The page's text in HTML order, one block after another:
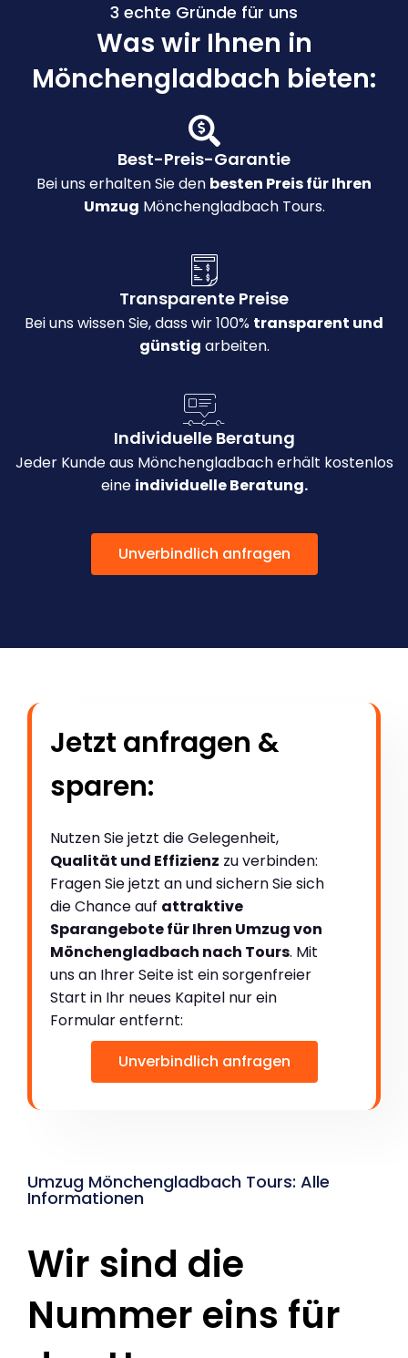
3 echte Gründe für uns
Was wir Ihnen in
Mönchengladbach bieten:
Best-Preis-Garantie
Bei uns erhalten Sie den besten Preis für Ihren
Umzug Mönchengladbach Tours.
Transparente Preise
Bei uns wissen Sie, dass wir 100% transparent und
günstig arbeiten.
Individuelle Beratung
Jeder Kunde aus Mönchengladbach erhält kostenlos
eine individuelle Beratung.
Unverbindlich anfragen
Jetzt anfragen &
sparen:
Nutzen Sie jetzt die Gelegenheit,
Qualität und Effizienz zu verbinden:
Fragen Sie jetzt an und sichern Sie sich
die Chance auf attraktive
Sparangebote für Ihren Umzug von
Mönchengladbach nach Tours. Mit
uns an Ihrer Seite ist ein sorgenfreier
Start in Ihr neues Kapitel nur ein
Formular entfernt:
Unverbindlich anfragen
Umzug Mönchengladbach Tours: Alle
Informationen
Wir sind die
Nummer eins für